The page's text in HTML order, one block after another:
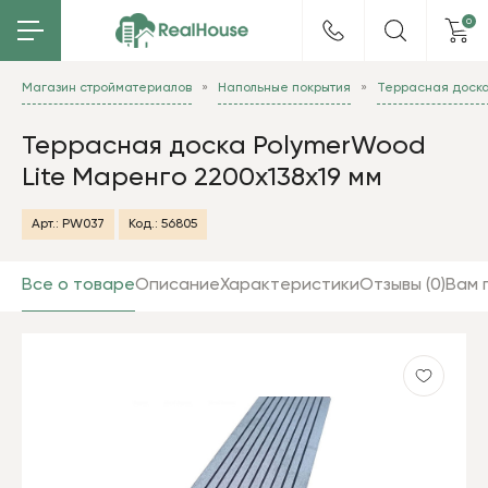
0
Магазин стройматериалов Напольные покрытия Террасная
Террасная доска PolymerWood
Lite Маренго 2200х138х19 мм
Арт.: PW037 Код.: 56805
Все о товареОписаниеХарактеристикиОтзывы (0)Вам